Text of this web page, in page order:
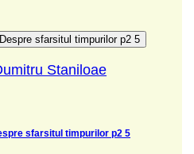
Parintele Dumitru Staniloae - Despre sfarsitul timpurilor p2 5
Staniloae
sfarsitul timpurilor p2 5